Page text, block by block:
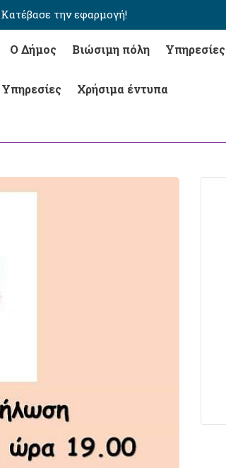
Κατέβασε την εφαρμογή!
Ο Δήμος Βιώσιμη πόλη Υπηρεσίες
Χρήσιμα έντυπα